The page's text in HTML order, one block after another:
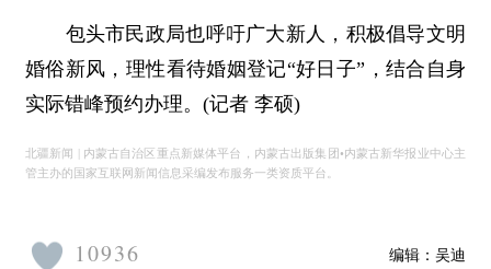
包头市民政局也呼吁广大新人，积极倡导文明
婚俗新风，理性看待婚姻登记“好日子”，结合自身
实际错峰预约办理。(记者 李硕)
北疆新闻 | 内蒙古自治区重点新媒体平台，内蒙古出版集团•内蒙古新华报业中心主
管主办的国家互联网新闻信息采编发布服务一类资质平台。
编辑： 吴迪
10936